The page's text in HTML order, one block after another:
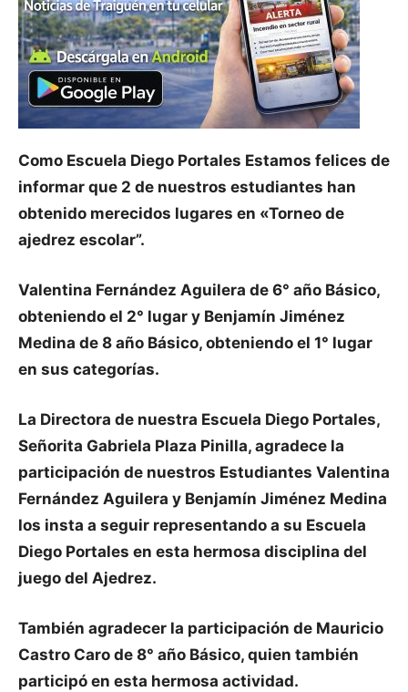
Como Escuela Diego Portales Estamos felices de
informar que 2 de nuestros estudiantes han
obtenido merecidos lugares en «Torneo de
ajedrez escolar”.
Valentina Fernández Aguilera de 6° año Básico,
obteniendo el 2° lugar y Benjamín Jiménez
Medina de 8 año Básico, obteniendo el 1° lugar
en sus categorías.
La Directora de nuestra Escuela Diego Portales,
Señorita Gabriela Plaza Pinilla, agradece la
participación de nuestros Estudiantes Valentina
Fernández Aguilera y Benjamín Jiménez Medina
los insta a seguir representando a su Escuela
Diego Portales en esta hermosa disciplina del
juego del Ajedrez.
También agradecer la participación de Mauricio
Castro Caro de 8° año Básico, quien también
participó en esta hermosa actividad.